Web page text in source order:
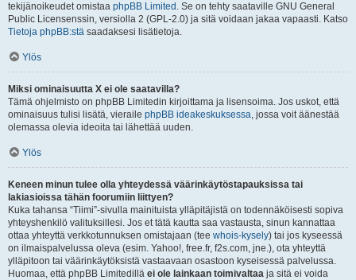
tekijänoikeudet omistaa phpBB Limited . Se on tehty saataville GNU General
Public Licensenssin, versiolla 2 (GPL-2.0) ja sitä voidaan jakaa vapaasti. Katso
Tietoja phpBB:stä saadaksesi lisätietoja.
Ylös
Miksi ominaisuutta X ei ole saatavilla?
Tämä ohjelmisto on phpBB Limitedin kirjoittama ja lisensoima. Jos uskot, että
ominaisuus tulisi lisätä, vieraile phpBB ideakeskuksessa, jossa voit äänestää
olemassa olevia ideoita tai lähettää uuden.
Ylös
Keneen minun tulee olla yhteydessä väärinkäytöstapauksissa tai
lakiasioissa tähän foorumiin liittyen?
Kuka tahansa “Tiimi”-sivulla mainituista ylläpitäjistä on todennäköisesti sopiva
yhteyshenkilö valituksillesi. Jos et tätä kautta saa vastausta, sinun kannattaa
ottaa yhteyttä verkkotunnuksen omistajaan (tee whois-kysely) tai jos kyseessä
on ilmaispalvelussa oleva (esim. Yahoo!, free.fr, f2s.com, jne.), ota yhteyttä
ylläpitoon tai väärinkäytöksistä vastaavaan osastoon kyseisessä palvelussa.
Huomaa, että phpBB Limitedillä ei ole lainkaan toimivaltaa ja sitä ei voida